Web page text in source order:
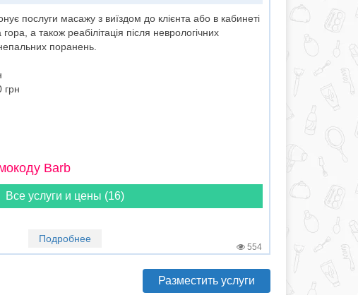
послуги масажу з виїздом до клієнта або в кабинеті
а також реабілітація після неврологічних
поранень.
грн
Barb
Все услуги и цены (16)
Подробнее
554
Разместить услуги